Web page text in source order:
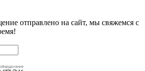
отправлено на сайт, мы свяжемся с